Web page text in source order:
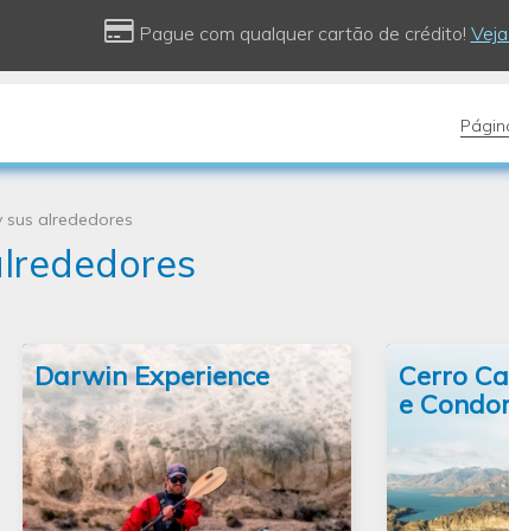
Pague com qualquer cartão de crédito!
sus alrededores
Darwin Experience
navega
em caiaques duplos pelo Rio Santa
Cerro
e
para fazer